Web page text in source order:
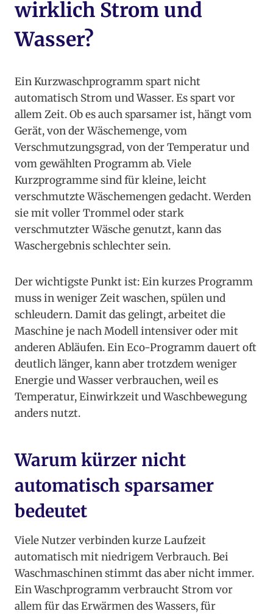
wirklich Strom und
Wasser?
Ein Kurzwaschprogramm spart nicht
automatisch Strom und Wasser. Es spart vor
allem Zeit. Ob es auch sparsamer ist, hängt vom
Gerät, von der Wäschemenge, vom
Verschmutzungsgrad, von der Temperatur und
vom gewählten Programm ab. Viele
Kurzprogramme sind für kleine, leicht
verschmutzte Wäschemengen gedacht. Werden
sie mit voller Trommel oder stark
verschmutzter Wäsche genutzt, kann das
Waschergebnis schlechter sein.
Der wichtigste Punkt ist: Ein kurzes Programm
muss in weniger Zeit waschen, spülen und
schleudern. Damit das gelingt, arbeitet die
Maschine je nach Modell intensiver oder mit
anderen Abläufen. Ein Eco-Programm dauert oft
deutlich länger, kann aber trotzdem weniger
Energie und Wasser verbrauchen, weil es
Temperatur, Einwirkzeit und Waschbewegung
anders nutzt.
Warum kürzer nicht
automatisch sparsamer
bedeutet
Viele Nutzer verbinden kurze Laufzeit
automatisch mit niedrigem Verbrauch. Bei
Waschmaschinen stimmt das aber nicht immer.
Ein Waschprogramm verbraucht Strom vor
allem für das Erwärmen des Wassers, für